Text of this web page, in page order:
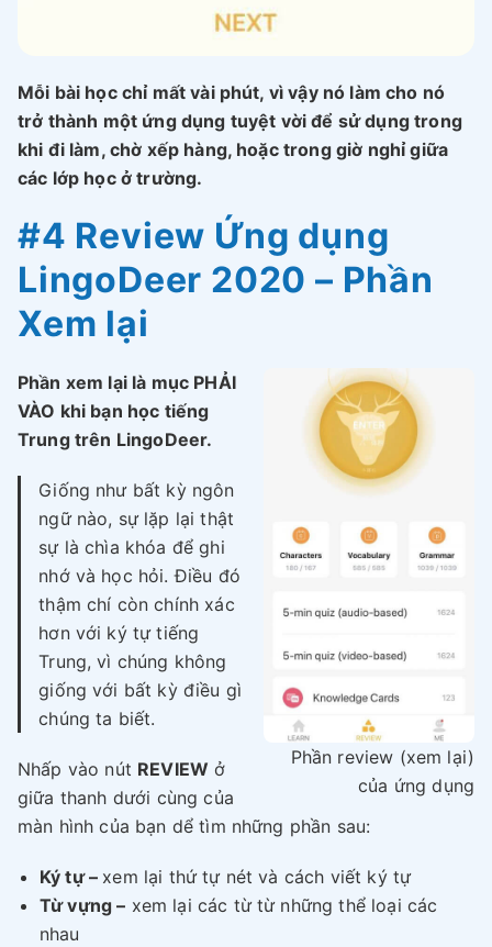
Mỗi bài học chỉ mất vài phút, vì vậy nó làm cho nó
trở thành một ứng dụng tuyệt vời để sử dụng trong
khi đi làm, chờ xếp hàng, hoặc trong giờ nghỉ giữa
các lớp học ở trường.
#4 Review Ứng dụng
LingoDeer 2020 – Phần
Xem lại
Phần review (xem lại)
của ứng dụng
Phần xem lại là mục PHẢI
VÀO khi bạn học tiếng
Trung trên LingoDeer.
Giống như bất kỳ ngôn
ngữ nào, sự lặp lại thật
sự là chìa khóa để ghi
nhớ và học hỏi. Điều đó
thậm chí còn chính xác
hơn với ký tự tiếng
Trung, vì chúng không
giống với bất kỳ điều gì
chúng ta biết.
Nhấp vào nút REVIEW ở
giữa thanh dưới cùng của
màn hình của bạn dể tìm những phần sau:
Ký tự – xem lại thứ tự nét và cách viết ký tự
Từ vựng – xem lại các từ từ những thể loại các
nhau